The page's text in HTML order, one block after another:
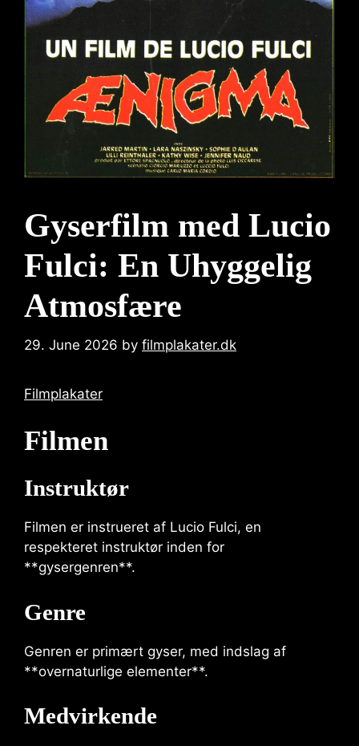
Gyserfilm med Lucio
Fulci: En Uhyggelig
Atmosfære
29. June 2026 by filmplakater.dk
Filmplakater
Filmen
Instruktør
Filmen er instrueret af Lucio Fulci, en
respekteret instruktør inden for
**gysergenren**.
Genre
Genren er primært gyser, med indslag af
**overnaturlige elementer**.
Medvirkende